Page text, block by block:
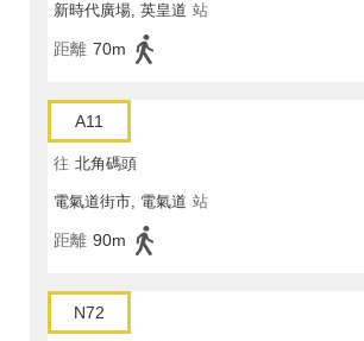
新時代廣場, 英皇道 站
距離 70m
A11
往 北角碼頭
電氣道街市, 電氣道 站
距離 90m
N72